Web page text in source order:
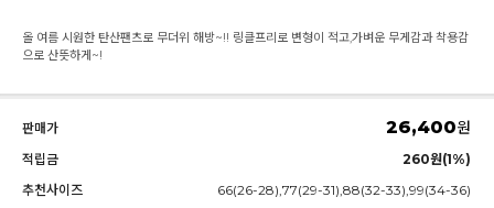
올 여름 시원한 탄산팬츠로 무더위 해방~!! 링클프리로 변형이 적고,가벼운 무게감과 착용감
으로 산뜻하게~!
판매가 26,400원
적립금
260원(1%)
추천사이즈
66(26-28),77(29-31),88(32-33),99(34-36)